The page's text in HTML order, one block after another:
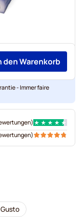
den Warenkorb
- Immer faire
)
)